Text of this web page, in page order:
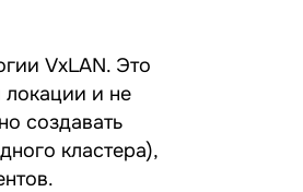
VxLAN. Это
локации и не
создавать
кластера),